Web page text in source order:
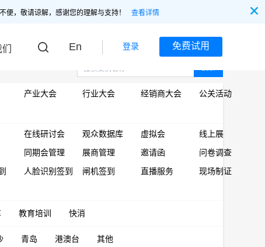
，敬请谅解，感谢您的理解与支持！ 查看详情
En 登录 免费试用
产业大会 行业大会 经销商大会
公关活动
在线研讨会 观众数据库 虚拟会
线上展
同期会管理 展商管理 邀请函
问卷调查
人脸识别签到 闸机签到 直播服务
现场制证
教育培训 快消
青岛 港澳台 其他